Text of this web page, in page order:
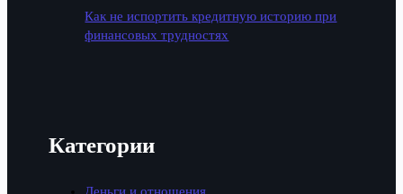
Как не испортить кредитную историю при
финансовых трудностях
Категории